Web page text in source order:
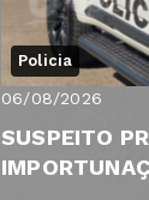
Policia
06/08/2026
SUSPEITO